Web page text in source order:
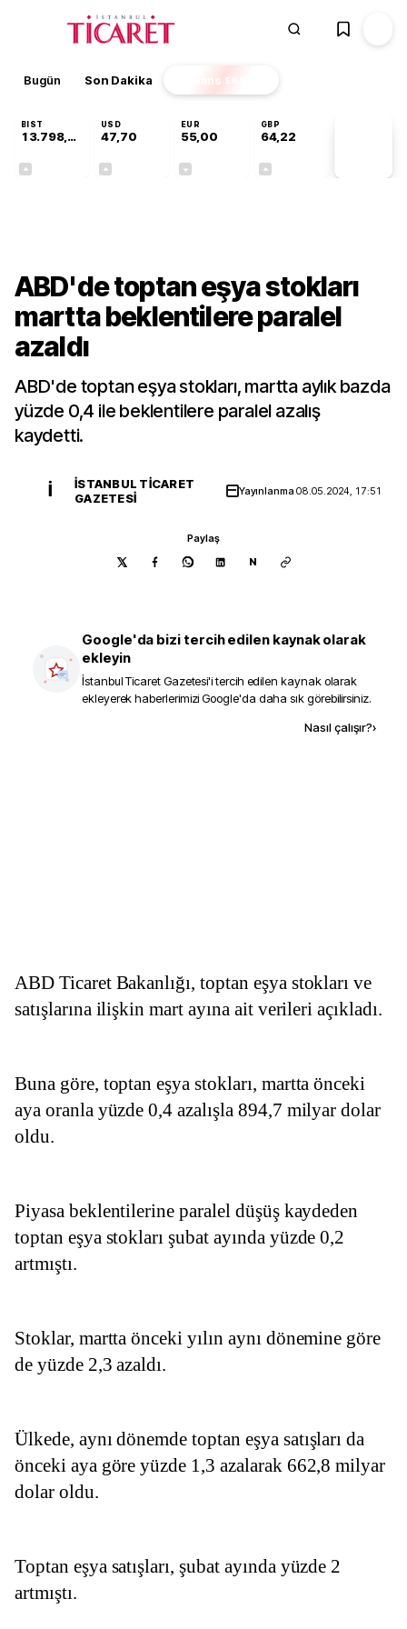
Bugün Son Dakika Finans EKSTRA
BIST
13.798,82
USD
47,70
EUR
55,00
GBP
64,22
ABD'de toptan eşya stokları
martta beklentilere paralel
azaldı
ABD'de toptan eşya stokları, martta aylık bazda
yüzde 0,4 ile beklentilere paralel azalış
kaydetti.
İ
İSTANBUL TICARET
GAZETESI
Yayınlanma08.05.2024, 17:51
Paylaş
N
Google'da bizi tercih edilen kaynak olarak
ekleyin
İstanbul Ticaret Gazetesi'i tercih edilen kaynak olarak
ekleyerek haberlerimizi Google'da daha sık görebilirsiniz.
Nasıl çalışır?›
ABD Ticaret Bakanlığı, toptan eşya stokları ve
satışlarına ilişkin mart ayına ait verileri açıkladı.
Buna göre, toptan eşya stokları, martta önceki
aya oranla yüzde 0,4 azalışla 894,7 milyar dolar
oldu.
Piyasa beklentilerine paralel düşüş kaydeden
toptan eşya stokları şubat ayında yüzde 0,2
artmıştı.
Stoklar, martta önceki yılın aynı dönemine göre
de yüzde 2,3 azaldı.
Ülkede, aynı dönemde toptan eşya satışları da
önceki aya göre yüzde 1,3 azalarak 662,8 milyar
dolar oldu.
Toptan eşya satışları, şubat ayında yüzde 2
artmıştı.